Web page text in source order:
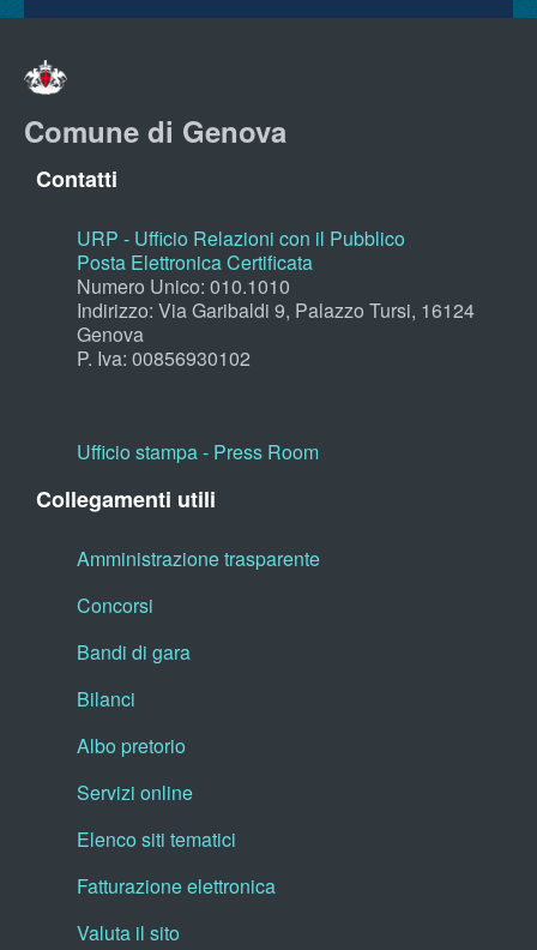
Comune di Genova
Contatti
URP - Ufficio Relazioni con il Pubblico
Posta Elettronica Certificata
Numero Unico: 010.1010
Indirizzo: Via Garibaldi 9, Palazzo Tursi, 16124
Genova
P. Iva: 00856930102
Ufficio stampa - Press Room
Collegamenti utili
Amministrazione trasparente
Concorsi
Bandi di gara
Bilanci
Albo pretorio
Servizi online
Elenco siti tematici
Fatturazione elettronica
Valuta il sito